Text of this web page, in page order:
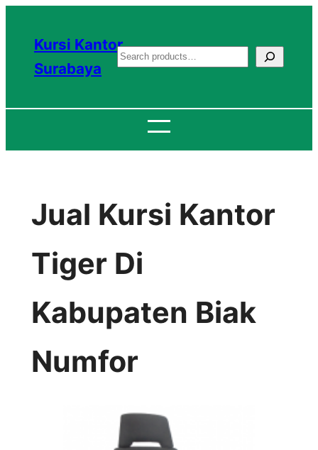
konten
Kursi Kantor
Surabaya
S
a
c
Jual Kursi Kantor
Tiger Di
Kabupaten Biak
Numfor